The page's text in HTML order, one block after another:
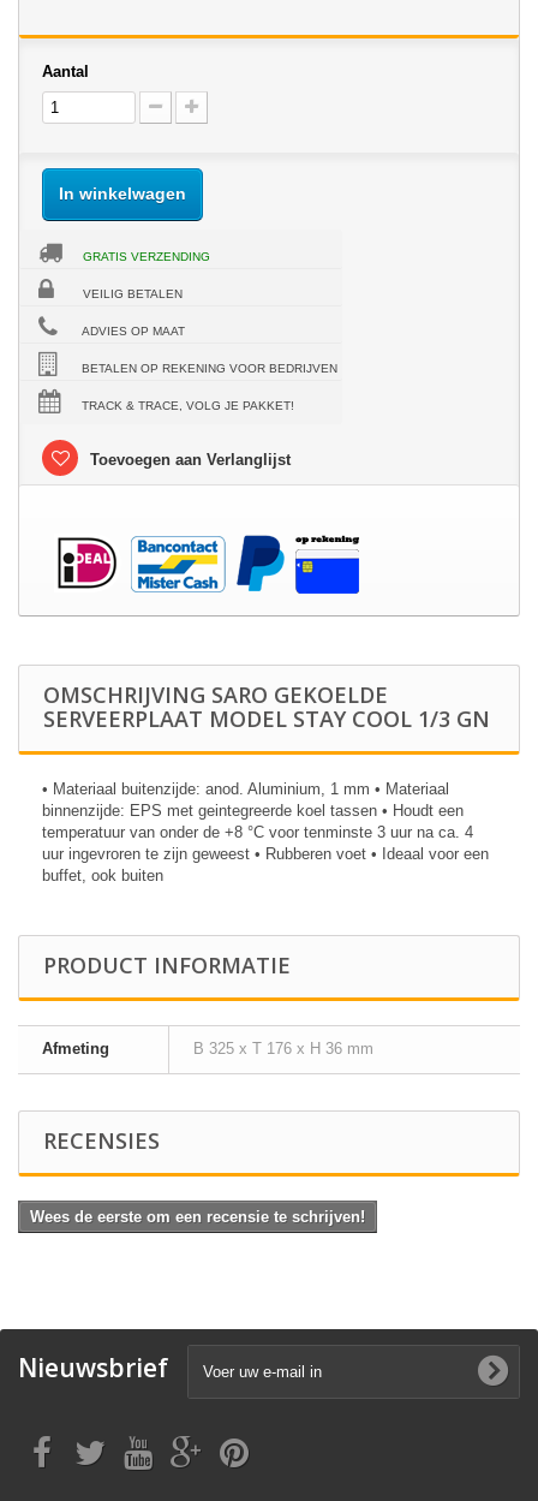
Aantal
In winkelwagen
GRATIS VERZENDING
VEILIG BETALEN
ADVIES OP MAAT
BETALEN OP REKENING VOOR BEDRIJVEN
TRACK & TRACE, VOLG JE PAKKET!
Toevoegen aan Verlanglijst
OMSCHRIJVING SARO GEKOELDE
SERVEERPLAAT MODEL STAY COOL 1/3 GN
• Materiaal buitenzijde: anod. Aluminium, 1 mm • Materiaal
binnenzijde: EPS met geintegreerde koel tassen • Houdt een
temperatuur van onder de +8 °C voor tenminste 3 uur na ca. 4
uur ingevroren te zijn geweest • Rubberen voet • Ideaal voor een
buffet, ook buiten
PRODUCT INFORMATIE
Afmeting B 325 x T 176 x H 36 mm
RECENSIES
Wees de eerste om een recensie te schrijven!
Nieuwsbrief